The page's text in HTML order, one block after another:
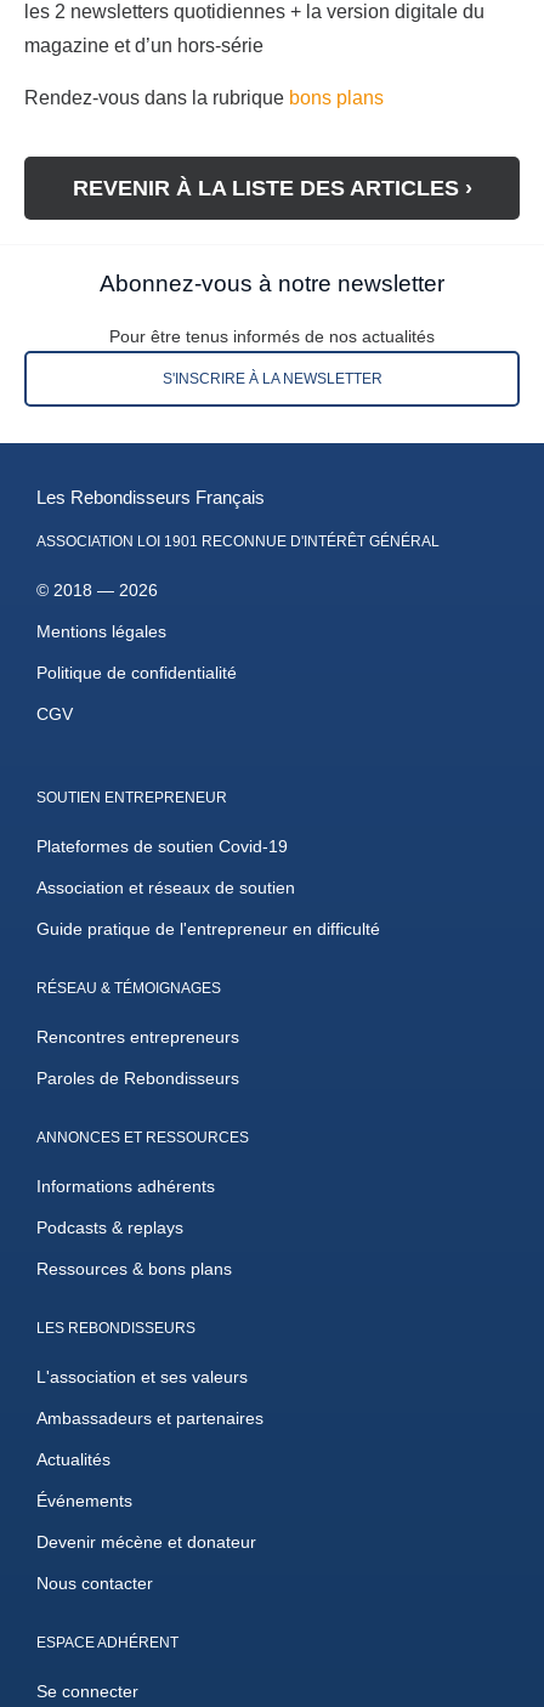
les 2 newsletters quotidiennes + la version digitale du
magazine et d’un hors-série
Rendez-vous dans la rubrique bons plans
REVENIR À LA LISTE DES ARTICLES ›
Abonnez-vous à notre newsletter
Pour être tenus informés de nos actualités
S'INSCRIRE À LA NEWSLETTER
Les Rebondisseurs Français
ASSOCIATION LOI 1901 RECONNUE D'INTÉRÊT GÉNÉRAL
© 2018 — 2026
Mentions légales
Politique de confidentialité
CGV
SOUTIEN ENTREPRENEUR
Plateformes de soutien Covid-19
Association et réseaux de soutien
Guide pratique de l'entrepreneur en difficulté
RÉSEAU & TÉMOIGNAGES
Rencontres entrepreneurs
Paroles de Rebondisseurs
ANNONCES ET RESSOURCES
Informations adhérents
Podcasts & replays
Ressources & bons plans
LES REBONDISSEURS
L'association et ses valeurs
Ambassadeurs et partenaires
Actualités
Événements
Devenir mécène et donateur
Nous contacter
ESPACE ADHÉRENT
Se connecter